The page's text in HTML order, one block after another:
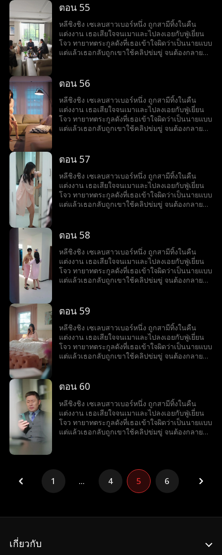
ตอน 55
หลีชิงชิง เซเลบสาวเบอร์หนึ่ง ถูกสามีทิ้งในคืน
แต่งงาน เธอเสียใจจนเมาและไปลงเอยกับฟู่เยี่ยน
โจว ทายาทตระกูลดังที่เธอเข้าใจผิดว่าเป็นนายแบบ
แต่แล้วเธอกลับถูกเขาใช้คลิปข่มขู่ จนต้องกลายมา
ตอน 56
หลีชิงชิง เซเลบสาวเบอร์หนึ่ง ถูกสามีทิ้งในคืน
แต่งงาน เธอเสียใจจนเมาและไปลงเอยกับฟู่เยี่ยน
โจว ทายาทตระกูลดังที่เธอเข้าใจผิดว่าเป็นนายแบบ
แต่แล้วเธอกลับถูกเขาใช้คลิปข่มขู่ จนต้องกลายมา
ตอน 57
หลีชิงชิง เซเลบสาวเบอร์หนึ่ง ถูกสามีทิ้งในคืน
แต่งงาน เธอเสียใจจนเมาและไปลงเอยกับฟู่เยี่ยน
โจว ทายาทตระกูลดังที่เธอเข้าใจผิดว่าเป็นนายแบบ
แต่แล้วเธอกลับถูกเขาใช้คลิปข่มขู่ จนต้องกลายมา
ตอน 58
หลีชิงชิง เซเลบสาวเบอร์หนึ่ง ถูกสามีทิ้งในคืน
แต่งงาน เธอเสียใจจนเมาและไปลงเอยกับฟู่เยี่ยน
โจว ทายาทตระกูลดังที่เธอเข้าใจผิดว่าเป็นนายแบบ
แต่แล้วเธอกลับถูกเขาใช้คลิปข่มขู่ จนต้องกลายมา
ตอน 59
หลีชิงชิง เซเลบสาวเบอร์หนึ่ง ถูกสามีทิ้งในคืน
แต่งงาน เธอเสียใจจนเมาและไปลงเอยกับฟู่เยี่ยน
โจว ทายาทตระกูลดังที่เธอเข้าใจผิดว่าเป็นนายแบบ
แต่แล้วเธอกลับถูกเขาใช้คลิปข่มขู่ จนต้องกลายมา
ตอน 60
หลีชิงชิง เซเลบสาวเบอร์หนึ่ง ถูกสามีทิ้งในคืน
แต่งงาน เธอเสียใจจนเมาและไปลงเอยกับฟู่เยี่ยน
โจว ทายาทตระกูลดังที่เธอเข้าใจผิดว่าเป็นนายแบบ
แต่แล้วเธอกลับถูกเขาใช้คลิปข่มขู่ จนต้องกลายมา
1 ... 4 5 6
เกี่ยวกับ